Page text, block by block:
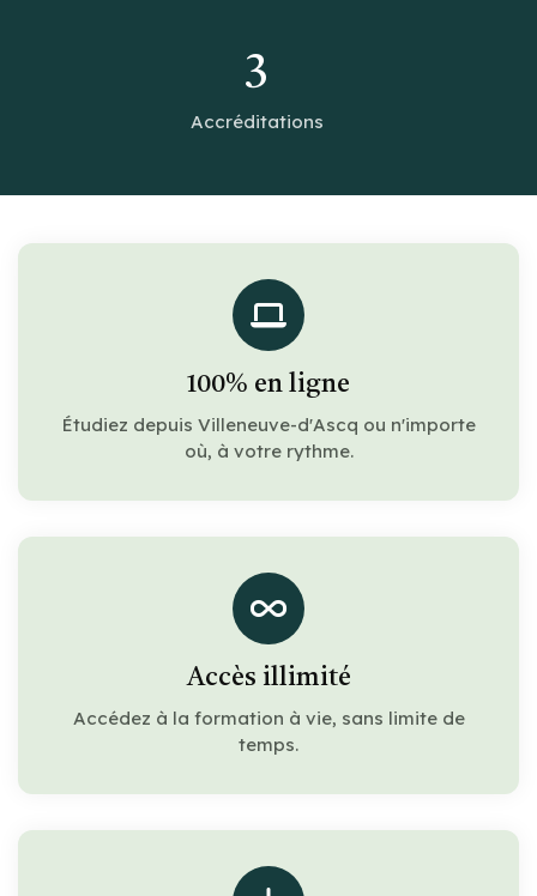
3
Accréditations
100% en ligne
Étudiez depuis Villeneuve-d'Ascq ou n'importe
où, à votre rythme.
Accès illimité
Accédez à la formation à vie, sans limite de
temps.